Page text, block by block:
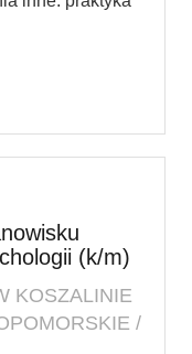
(k/m)
KOSZALINIE
/